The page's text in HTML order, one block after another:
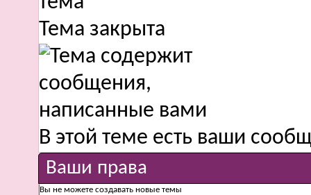
Тема закрыта
В этой теме есть ваши
Ваши права
Вы не можете создавать новые темы